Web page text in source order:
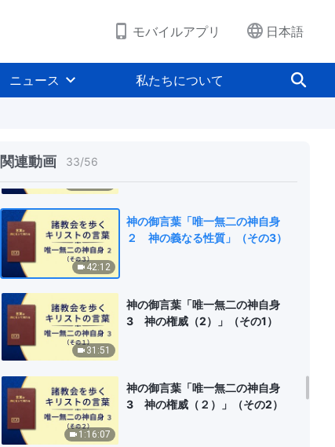
モバイルアプリ 日本語
ニュース 私たちについて
関連動画 33/56
1:15:52
1:17:05
42:12
神の御言葉「唯一無二の神自身
２ 神の義なる性質」（その3）
31:51
神の御言葉「唯一無二の神自身
3 神の権威（2）」（その1）
1:16:07
神の御言葉「唯一無二の神自身
3 神の権威（２）」（その2）